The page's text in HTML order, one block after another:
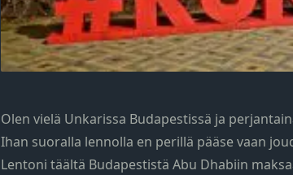
Olen vielä Unkarissa Budapestissä ja
Ihan suoralla lennolla en perillä pääse vaan
Lentoni täältä Budapestistä Abu Dhabiin